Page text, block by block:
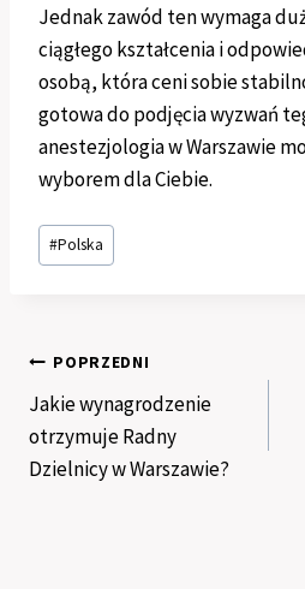
Jednak zawód ten wymaga
ciągłego kształcenia i
osobą, która ceni sobie
gotowa do podjęcia wyzwań
anestezjologia w Warszawie
wyborem dla Ciebie.
Tagi
wpisu:
#Polska
Nawigacja
wpisu
POPRZEDNI
Jakie wynagrodzenie
otrzymuje Radny
Dzielnicy w Warszawie?